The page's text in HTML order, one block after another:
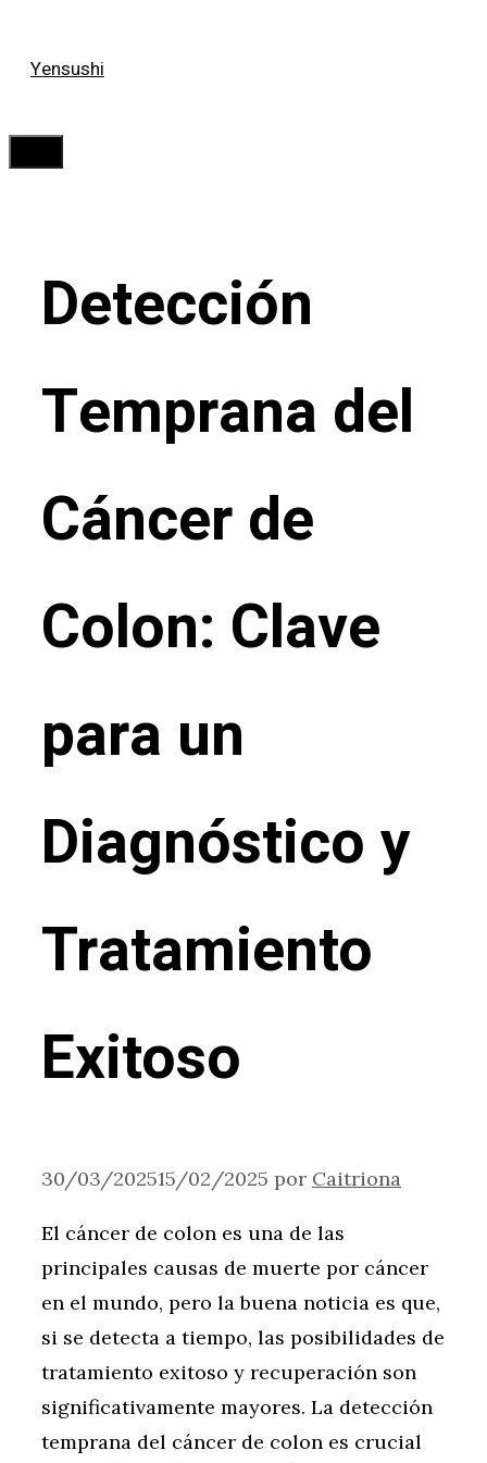
Yensushi
Detección
Temprana del
Cáncer de
Colon: Clave
para un
Diagnóstico y
Tratamiento
Exitoso
30/03/202515/02/2025 por Caitriona
El cáncer de colon es una de las
principales causas de muerte por cáncer
en el mundo, pero la buena noticia es que,
si se detecta a tiempo, las posibilidades de
tratamiento exitoso y recuperación son
significativamente mayores. La detección
temprana del cáncer de colon es crucial